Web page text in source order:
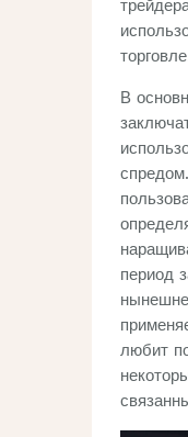
В
период
любит